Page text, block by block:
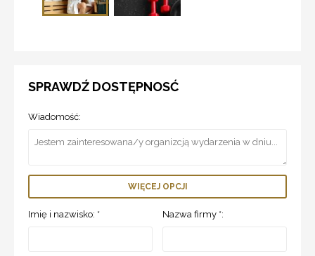
SPRAWDŹ DOSTĘPNOSĆ
Wiadomość:
WIĘCEJ OPCJI
Imię i nazwisko: * Nazwa firmy *: